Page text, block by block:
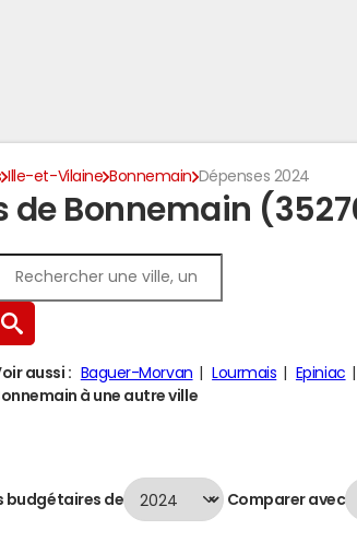
Ille-et-Vilaine Bonnemain Dépenses 2024
de Bonnemain
aussi : Baguer-Morvan Lourmais Epiniac
à une autre ville
budgétaires de Comparer avec